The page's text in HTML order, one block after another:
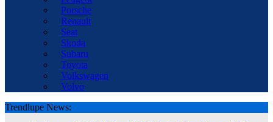
Porsche
Renault
Seat
Skoda
Subaru
Toyota
Volkswagen
Volvo
Trendlupe News: